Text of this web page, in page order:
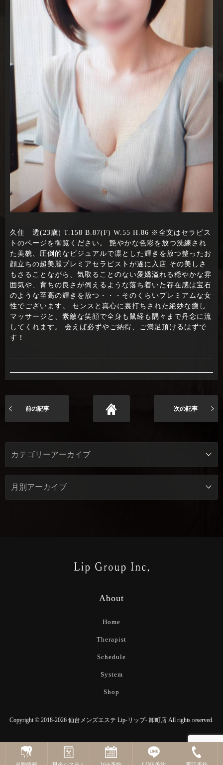
久住 透(23歳) T.158 B.87(F) W.55 H.86 ※全文はセラピス
トのページを御覧ください。 艶やかな色彩を放つ洗練され
た美貌、圧倒的なビジュアルで凛とした輝きを放つ整ったお
顔立ちの超美麗プレミアセラピストが遂に入店 その美しさ
もさることながら、気取ることのない愛嬌溢れる穏やかな雰
囲気や、育ちの良さが伺えるような落ち着いた存在感は宝石
のような至高の輝きを放つ・・・そのくらいプレミアムな女
性でございます。 センスと真心に裏打ちされた絶妙な癒し
マッサージと、素敵な笑顔で全身も鼠経も隅々まで丹念に流
してくれます。 会えば必ずやご納得、ご満足頂けるはずで
す！
前の記事 次の記事
About
Home
Therapist
Schedule
System
Shop
Copyright © 2018-2026 仙台メンズエステ Lip-リップ- 卸町店 All rights reserved.